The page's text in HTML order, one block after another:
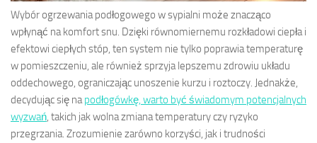
Wybór ogrzewania podłogowego w sypialni może znacząco
wpłynąć na komfort snu. Dzięki równomiernemu rozkładowi ciepła i
efektowi ciepłych stóp, ten system nie tylko poprawia temperaturę
w pomieszczeniu, ale również sprzyja lepszemu zdrowiu układu
oddechowego, ograniczając unoszenie kurzu i roztoczy. Jednakże,
decydując się na podłogówkę, warto być świadomym potencjalnych
wyzwań , takich jak wolna zmiana temperatury czy ryzyko
przegrzania. Zrozumienie zarówno korzyści, jak i trudności